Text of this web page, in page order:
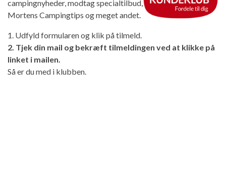
campingnyheder, modtag specialtilbud,
Mortens Campingtips og meget andet.
1. Udfyld formularen og klik på tilmeld.
2. Tjek din mail og bekræft tilmeldingen ved at klikke på
linket i mailen.
Så er du med i klubben.